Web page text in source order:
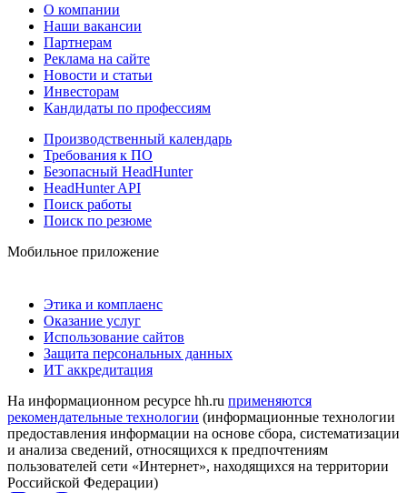
О компании
Наши вакансии
Партнерам
Реклама на сайте
Новости и статьи
Инвесторам
Кандидаты по профессиям
Производственный календарь
Требования к ПО
Безопасный HeadHunter
HeadHunter API
Поиск работы
Поиск по резюме
Мобильное приложение
Этика и комплаенс
Оказание услуг
Использование сайтов
Защита персональных данных
ИТ аккредитация
На информационном ресурсе hh.ru применяются
рекомендательные технологии (информационные технологии
предоставления информации на основе сбора, систематизации
и анализа сведений, относящихся к предпочтениям
пользователей сети «Интернет», находящихся на территории
Российской Федерации)